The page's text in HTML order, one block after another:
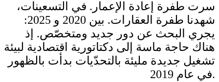
سرت طفرة إعادة الإعمار. في التسعينات،
شهدنا طفرة العقارات. بين 2020 و 2025:
يجري البحث عن دور جديد ومتخصّص. إذ
هناك حاجة ماسة إلى دكتاتورية اقتصادية لبيئة
تشغيل جديدة مليئة بالتحدّيات بدأت بالظهور
في عام 2019.